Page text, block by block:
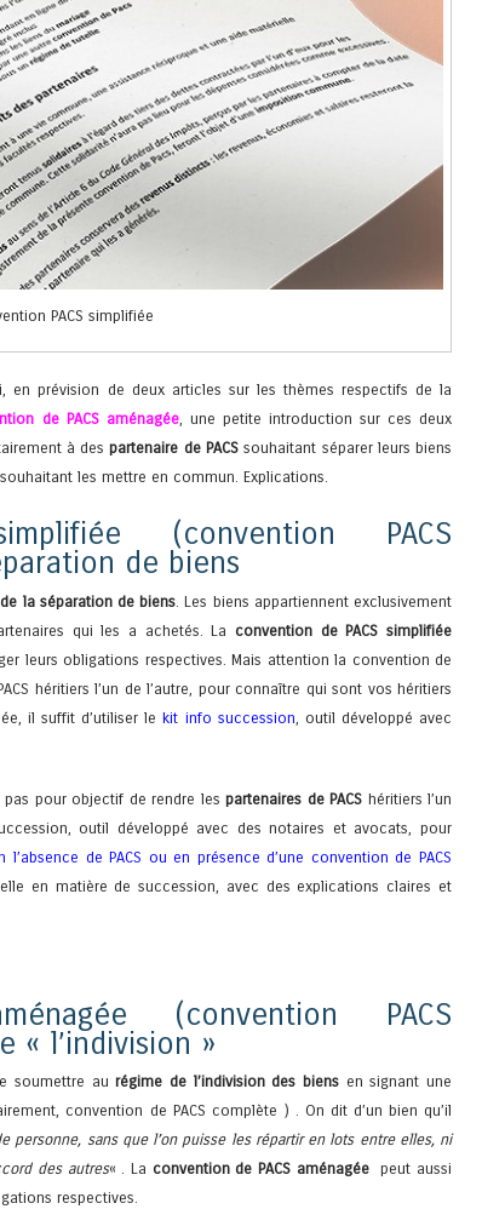
PACS simplifiée
en prévision de deux articles sur les thèmes respectifs de la
de PACS aménagée, une petite introduction sur ces deux
à despartenaire de PACSsouhaitant séparer leurs biens
souhaitant les mettre en commun. Explications.
(convention PACS
de biens
la séparation de biens . Les biens appartiennent exclusivement
qui les a achetés. La convention de PACS simplifiée
leurs obligations respectives. Mais attention la convention de
héritiers l’un de l’autre, pour connaître qui sont vos héritiers
il suffit d’utiliser lekit info succession , outil développé avec
pas pour objectif de rendre les partenaires de PACS héritiers l’un
outil développé avec des notaires et avocats, pour
de PACS ou en présence d’une convention de PACS
en matière de succession, avec des explications claires et
(convention PACS
« l’indivision »
soumettre aurégime de l’indivision des biens en signant une
convention de PACS complète ) . On dit d’un bien qu’il
personne, sans que l’on puisse les répartir en lots entre elles, ni
des autres« . La convention de PACS aménagée peut aussi
respectives.